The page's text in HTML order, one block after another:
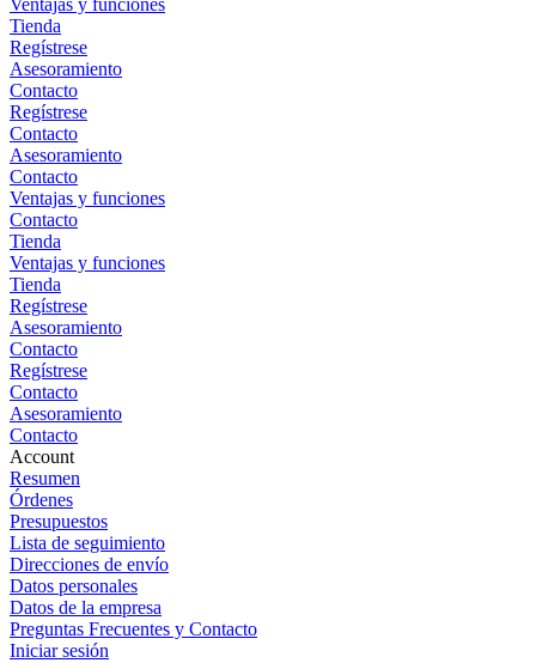
Ventajas y funciones
Tienda
Regístrese
Asesoramiento
Contacto
Regístrese
Contacto
Asesoramiento
Contacto
Ventajas y funciones
Contacto
Tienda
Ventajas y funciones
Tienda
Regístrese
Asesoramiento
Contacto
Regístrese
Contacto
Asesoramiento
Contacto
Account
Resumen
Órdenes
Presupuestos
Lista de seguimiento
Direcciones de envío
Datos personales
Datos de la empresa
Preguntas Frecuentes y Contacto
Iniciar sesión